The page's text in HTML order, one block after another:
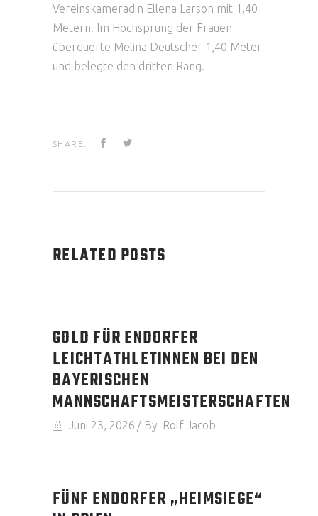
Vereinskameradin Ellena Larson mit 1,40
Metern. Im Hochsprung der Frauen
überquerte Melina Deutscher 1,40 Meter
und belegte den dritten Rang.
SHARE:
RELATED POSTS
GOLD FÜR ENDORFER
LEICHTATHLETINNEN BEI DEN
BAYERISCHEN
MANNSCHAFTSMEISTERSCHAFTEN
Juni 23, 2026 By Rolf Jacob
FÜNF ENDORFER „HEIMSIEGE“